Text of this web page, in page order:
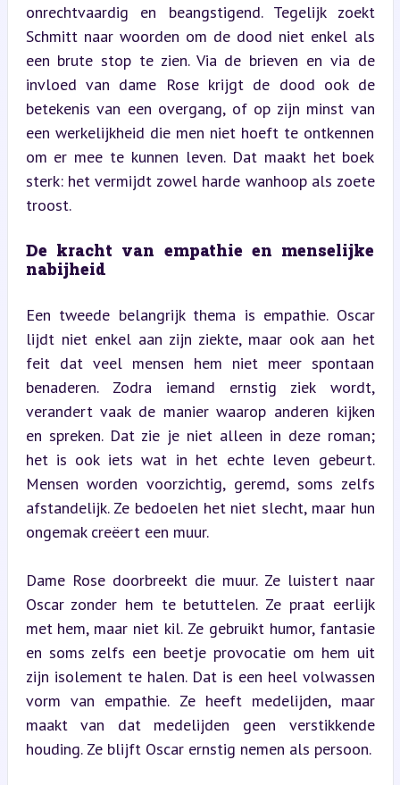
onrechtvaardig en beangstigend. Tegelijk zoekt
Schmitt naar woorden om de dood niet enkel als
een brute stop te zien. Via de brieven en via de
invloed van dame Rose krijgt de dood ook de
betekenis van een overgang, of op zijn minst van
een werkelijkheid die men niet hoeft te ontkennen
om er mee te kunnen leven. Dat maakt het boek
sterk: het vermijdt zowel harde wanhoop als zoete
troost.
De kracht van empathie en menselijke
nabijheid
Een tweede belangrijk thema is empathie. Oscar
lijdt niet enkel aan zijn ziekte, maar ook aan het
feit dat veel mensen hem niet meer spontaan
benaderen. Zodra iemand ernstig ziek wordt,
verandert vaak de manier waarop anderen kijken
en spreken. Dat zie je niet alleen in deze roman;
het is ook iets wat in het echte leven gebeurt.
Mensen worden voorzichtig, geremd, soms zelfs
afstandelijk. Ze bedoelen het niet slecht, maar hun
ongemak creëert een muur.
Dame Rose doorbreekt die muur. Ze luistert naar
Oscar zonder hem te betuttelen. Ze praat eerlijk
met hem, maar niet kil. Ze gebruikt humor, fantasie
en soms zelfs een beetje provocatie om hem uit
zijn isolement te halen. Dat is een heel volwassen
vorm van empathie. Ze heeft medelijden, maar
maakt van dat medelijden geen verstikkende
houding. Ze blijft Oscar ernstig nemen als persoon.